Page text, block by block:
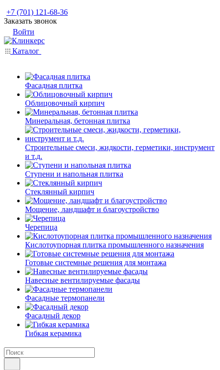
+7 (701) 121-68-36
Заказать звонок
Войти
Каталог
Фасадная плитка
Облицовочный кирпич
Минеральная, бетонная плитка
Строительные смеси, жидкости, герметики, инструмент
и т.д.
Ступени и напольная плитка
Cтеклянный кирпич
Мощение, ландшафт и благоустройство
Черепица
Кислотоупорная плитка промышленного назначения
Готовые системные решения для монтажа
Навесные вентилируемые фасады
Фасадные термопанели
Фасадный декор
Гибкая керамика